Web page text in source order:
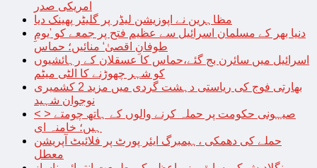
امریکی صدر
مظاہرین نے اپوزیشن لیڈر پر گلیٹر پھینک دیا
دنیا بھر کے مسلمان اسرائیل سے عظیم فتح پر جمعے کو ’یومِ
طوفانِ اقصیٰ‘ منائیں؛ حماس
اسرائیل میں سائرن بج گئے،حماس کا عسقلان کے رہائشیوں
کو شہر چھوڑنے کا الٹی میٹم
بھارتی فوج کی ریاستی دہشت گردی میں مزید 2 کشمیری
نوجوان شہید
< > صیہونی حکومت پر حملہ کرنے والوں کے ہاتھ چومتے
ہیں؛ خامنہ ای
حملے کی دھمکی ،ہیمبرگ ایئر پورٹ پر فلائیٹ آپریشن
معطل